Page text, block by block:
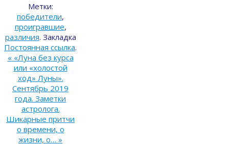
Метки:
победители,
проигравшие,
различия. Закладка
Постоянная ссылка.
««Луна без курса
или «холостой
ход» Луны».
Сентябрь 2019
года. Заметки
астролога.
Шикарные притчи
о времени, о
жизни, о… »